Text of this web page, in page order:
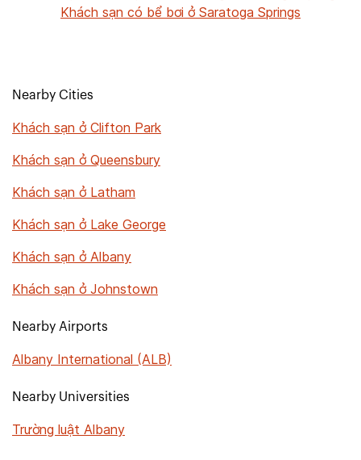
Khách sạn có bể bơi ở Saratoga Springs
Nearby Cities
Khách sạn ở Clifton Park
Khách sạn ở Queensbury
Khách sạn ở Latham
Khách sạn ở Lake George
Khách sạn ở Albany
Khách sạn ở Johnstown
Nearby Airports
Albany International (ALB)
Nearby Universities
Trường luật Albany